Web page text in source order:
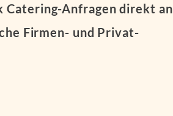
Anfragen direkt an
Firmen- und Privat-